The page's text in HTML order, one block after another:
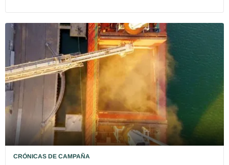
CRÓNICAS DE CAMPAÑA